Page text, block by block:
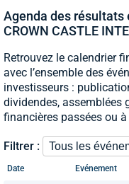
Agenda des
CROWN CASTLE
Retrouvez le calendrier
avec l’ensemble des
investisseurs :
dividendes, assemblées
financières passées ou à
Filtrer :
Date Evénement